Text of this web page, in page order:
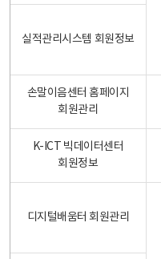
실적관리시스템 회원정보
손말이음센터 홈페이지
회원관리
K-ICT 빅데이터센터
회원정보
디지털배움터 회원관리